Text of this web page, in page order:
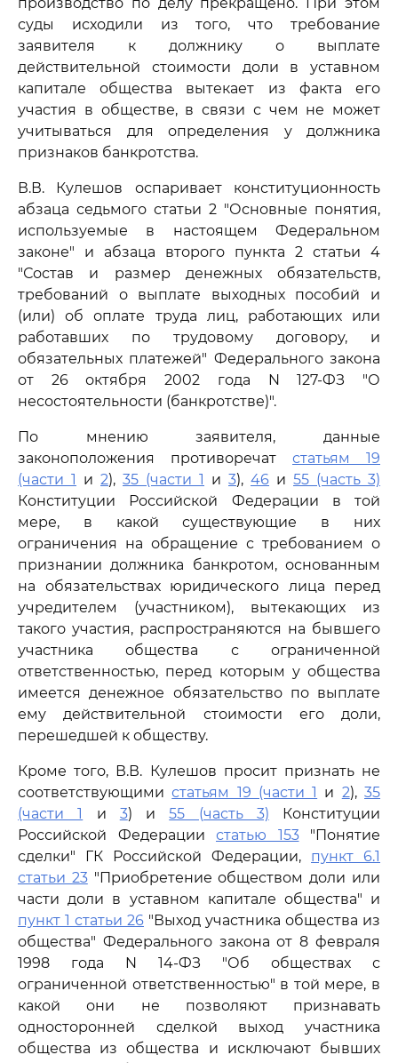
суды исходили из того, что требование
заявителя к должнику о выплате
действительной стоимости доли в уставном
капитале общества вытекает из факта его
участия в обществе, в связи с чем не может
учитываться для определения у должника
признаков банкротства.
В.В. Кулешов оспаривает конституционность
абзаца седьмого статьи 2 "Основные понятия,
используемые в настоящем Федеральном
законе" и абзаца второго пункта 2 статьи 4
"Состав и размер денежных обязательств,
требований о выплате выходных пособий и
(или) об оплате труда лиц, работающих или
работавших по трудовому договору, и
обязательных платежей" Федерального закона
от 26 октября 2002 года N 127-ФЗ "О
несостоятельности (банкротстве)".
По мнению заявителя, данные
законоположения противоречат статьям 19
(части 1 и 2), 35 (части 1 и 3), 46 и 55 (часть 3)
Конституции Российской Федерации в той
мере, в какой существующие в них
ограничения на обращение с требованием о
признании должника банкротом, основанным
на обязательствах юридического лица перед
учредителем (участником), вытекающих из
такого участия, распространяются на бывшего
участника общества с ограниченной
ответственностью, перед которым у общества
имеется денежное обязательство по выплате
ему действительной стоимости его доли,
перешедшей к обществу.
Кроме того, В.В. Кулешов просит признать не
соответствующимистатьям 19 (части 1 и 2),35
(части 1
и 3) и55 (часть 3) Конституции
Российской Федерации статью 153"Понятие
сделки" ГК Российской Федерации, пункт 6.1
статьи 23"Приобретение обществом доли или
части доли в уставном капитале общества" и
пункт 1 статьи 26 "Выход участника общества из
общества" Федерального закона от 8 февраля
1998 года N 14-ФЗ "Об обществах с
ограниченной ответственностью" в той мере, в
какой они не позволяют признавать
односторонней сделкой выход участника
общества из общества и исключают бывших